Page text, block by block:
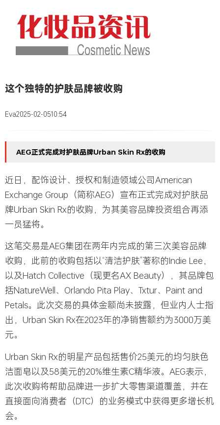
这个独特的护肤品牌被收购
Eva2025-02-0510:54
AEG正式完成对护肤品牌Urban Skin Rx的收购
近日，配饰设计、授权和制造领域公司American
Exchange Group（简称AEG）宣布正式完成对护肤品
牌Urban Skin Rx的收购，为其美容品牌投资组合再添
一员猛将。
这笔交易是AEG集团在两年内完成的第三次美容品牌
收购，此前的收购包括以“清洁护肤”著称的Indie Lee，
以及Hatch Collective（现更名AX Beauty），其品牌包
括NatureWell、Orlando Pita Play、Txtur、Paint and
Petals。此次交易的具体金额尚未披露，但业内人士指
出，Urban Skin Rx在2023年的净销售额约为3000万美
元。
Urban Skin Rx的明星产品包括售价25美元的均匀肤色
洁面皂以及58美元的20%维生素C精华液。AEG表示，
此次收购将帮助品牌进一步扩大零售渠道覆盖，并在
直接面向消费者（DTC）的业务模式中获得更多增长机
会。